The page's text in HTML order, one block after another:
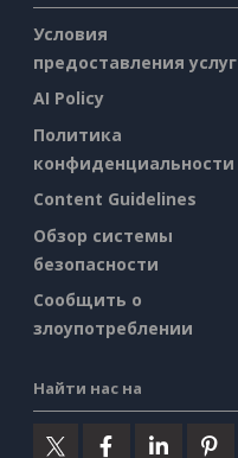
Условия
предоставления услуг
AI Policy
Политика
конфиденциальности
Content Guidelines
Обзор системы
безопасности
Сообщить о
злоупотреблении
Найти нас на